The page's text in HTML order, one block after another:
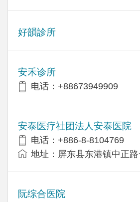
好韻診所
安禾诊所
电话：+88673949909
安泰医疗社团法人安泰医院
电话：+886-8-8104769
地址：屏东县东港镇中正
阮综合医院